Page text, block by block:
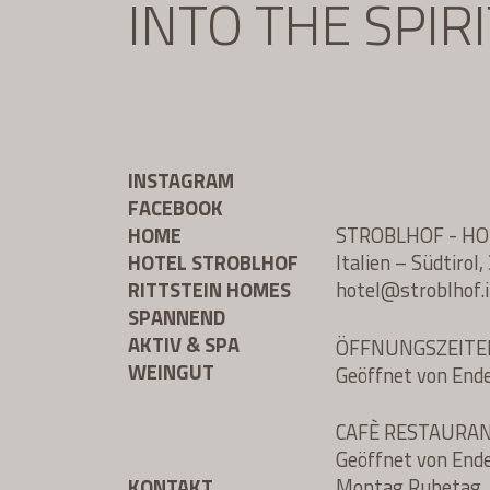
INTO THE
INSTAGRAM
FACEBOOK
HOME
HOTEL STROBLHOF
RITTSTEIN HOMES
SPANNEND
AKTIV & SPA
WEINGUT
STROBLHOF -
Italien – Südtirol,
hotel@
Geöffnet von
CAFÈ
Geöffnet von